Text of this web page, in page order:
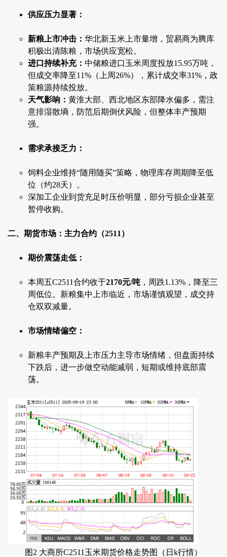
供应压力显著：
新粮上市冲击： 华北新玉米上市量增，贸易商为腾库
积极出清陈粮，市场供应宽松。
进口持续补充： 中储粮进口玉米周度投放15.95万吨，
但成交率降至11%（上周26%），累计成交率31%，政
策粮源持续投放。
天气影响： 黄淮大部、西北地区东部降水偏多，需注
意排湿散墒，防范后期倒伏风险，但整体丰产预期
强。
需求承接乏力：
饲料企业维持“随用随买”策略，物理库存周期降至低
位（约28天）。
深加工企业到货充足时压价明显，部分亏损企业甚至
暂停收购。
二、期货市场：主力合约（2511）
期价震荡走低：
本周五C2511合约收于2170元/吨 ，周跌1.13%，降至三
周低位。新粮集中上市临近，市场谨慎观望，成交持
仓双双减量。
市场情绪偏空：
新粮丰产预期及上市压力主导市场情绪，但盘面持续
下跌后，进一步做空动能减弱，短期或维持底部震
荡。
图2 大商所C2511玉米期货价格走势图（日k行情）